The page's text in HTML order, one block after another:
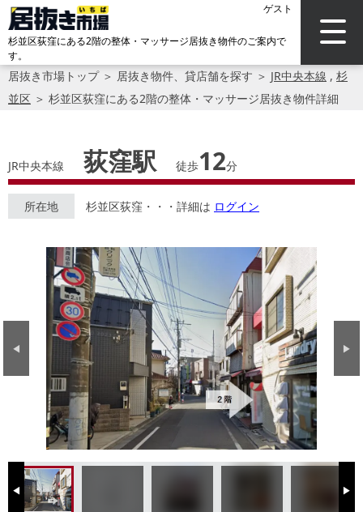
ゲスト
杉並区荻窪にある2階の整体・マッサージ居抜き物件のご案内で
す。
居抜き市場トップ＞ 居抜き物件、貸店舗を探す ＞ JR中央本線 , 杉
並区 ＞ 杉並区荻窪にある2階の整体・マッサージ居抜き物件詳細
JR中央本線 荻窪駅 徒歩12分
所在地 杉並区荻窪・・・詳細は ログイン
Previous Next
Previous Next